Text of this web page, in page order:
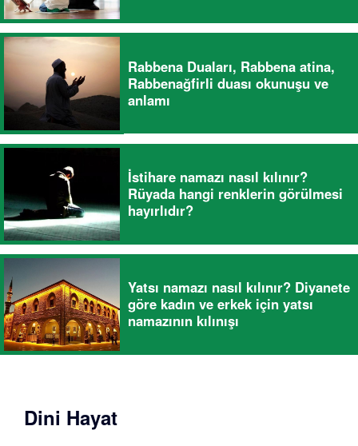
Rabbena Duaları, Rabbena atina,
Rabbenağfirli duası okunuşu ve
anlamı
İstihare namazı nasıl kılınır?
Rüyada hangi renklerin görülmesi
hayırlıdır?
Yatsı namazı nasıl kılınır? Diyanete
göre kadın ve erkek için yatsı
namazının kılınışı
Dini Hayat